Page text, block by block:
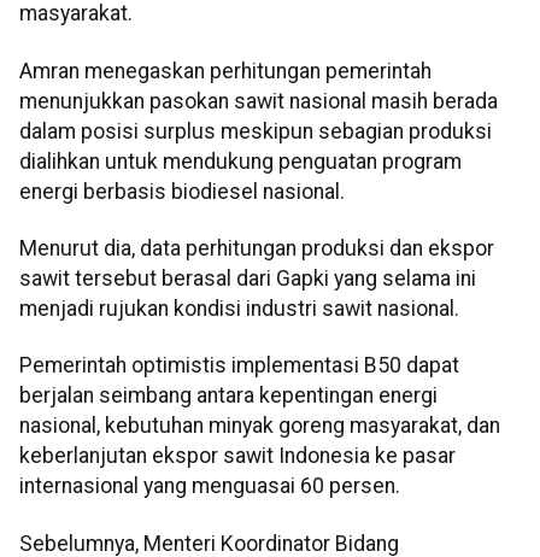
masyarakat.
Amran menegaskan perhitungan pemerintah
menunjukkan pasokan sawit nasional masih berada
dalam posisi surplus meskipun sebagian produksi
dialihkan untuk mendukung penguatan program
energi berbasis biodiesel nasional.
Menurut dia, data perhitungan produksi dan ekspor
sawit tersebut berasal dari Gapki yang selama ini
menjadi rujukan kondisi industri sawit nasional.
Pemerintah optimistis implementasi B50 dapat
berjalan seimbang antara kepentingan energi
nasional, kebutuhan minyak goreng masyarakat, dan
keberlanjutan ekspor sawit Indonesia ke pasar
internasional yang menguasai 60 persen.
Sebelumnya, Menteri Koordinator Bidang